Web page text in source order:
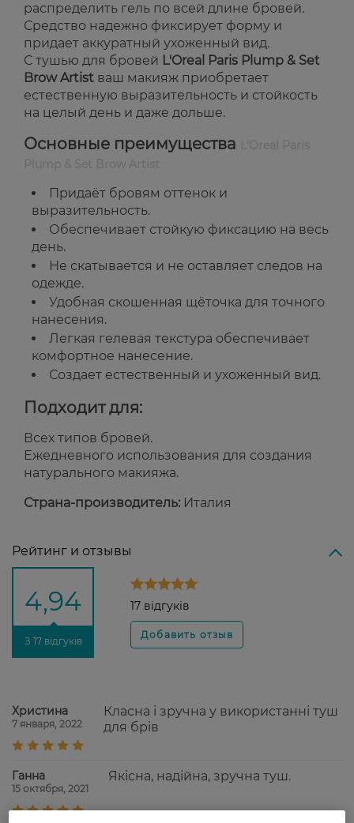
распределить гель по всей длине бровей.
Средство надежно фиксирует форму и
придает аккуратный ухоженный вид.
С тушью для бровей L'Oreal Paris Plump & Set
Brow Artist ваш макияж приобретает
естественную выразительность и стойкость
на целый день и даже дольше.
Основные преимущества
Придаёт бровям оттенок и
выразительность.
Обеспечивает стойкую фиксацию на весь
день.
Не скатывается и не оставляет следов на
одежде.
Удобная скошенная щёточка для точного
нанесения.
Легкая гелевая текстура обеспечивает
комфортное нанесение.
Создает естественный и ухоженный вид.
Подходит для:
Всех типов бровей.
Ежедневного использования для создания
натурального макияжа.
Страна-производитель: Италия
Рейтинг и отзывы
4,94
З 17 відгуків
17 відгуків
Христина
7 января, 2022
Класна і зручна у використанні туш
для брів
Ганна
15 октября, 2021
Якісна, надійна, зручна туш.